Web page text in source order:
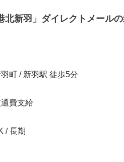
北新羽」ダイレクトメール
町 / 新羽駅 徒歩5分
費支給
/ 長期